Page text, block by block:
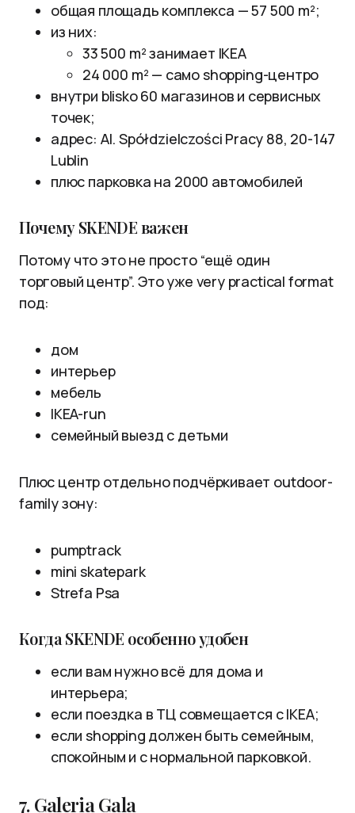
общая площадь комплекса — 57 500 m²;
из них:
33 500 m² занимает IKEA
24 000 m² — само shopping-центро
внутри blisko 60 магазинов и сервисных
точек;
адрес: Al. Spółdzielczości Pracy 88, 20-147
Lublin
плюс парковка на 2000 автомобилей
Почему SKENDE важен
Потому что это не просто “ещё один
торговый центр”. Это уже very practical format
под:
дом
интерьер
мебель
IKEA-run
семейный выезд с детьми
Плюс центр отдельно подчёркивает outdoor-
family зону:
pumptrack
mini skatepark
Strefa Psa
Когда SKENDE особенно удобен
если вам нужно всё для дома и
интерьера;
если поездка в ТЦ совмещается с IKEA;
если shopping должен быть семейным,
спокойным и с нормальной парковкой.
7. Galeria Gala